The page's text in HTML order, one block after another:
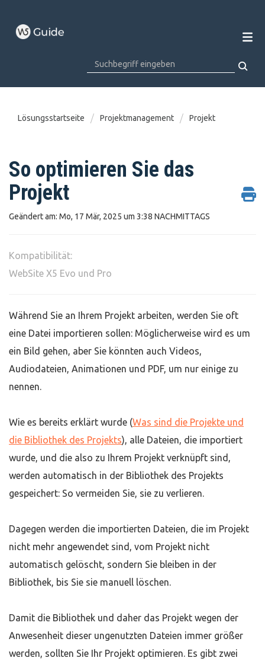
Lösungsstartseite Projektmanagement Projekt
So optimieren Sie das
Projekt
Geändert am: Mo, 17 Mär, 2025 um 3:38 NACHMITTAGS
Kompatibilität:
WebSite X5 Evo und Pro
Während Sie an Ihrem Projekt arbeiten, werden Sie oft
eine Datei importieren sollen: Möglicherweise wird es um
ein Bild gehen, aber Sie könnten auch Videos,
Audiodateien, Animationen und PDF, um nur einige zu
nennen.
Wie es bereits erklärt wurde (Was sind die Projekte und
die Bibliothek des Projekts), alle Dateien, die importiert
wurde, und die also zu Ihrem Projekt verknüpft sind,
werden automatisch in der Bibliothek des Projekts
gespeichert: So vermeiden Sie, sie zu verlieren.
Dagegen werden die importierten Dateien, die im Projekt
nicht mehr angewendet sind, vom Projekt nicht
automatisch gelöscht, sondern Sie bleiben in der
Bibliothek, bis Sie sie manuell löschen.
Damit die Bibliothek und daher das Projekt wegen der
Anwesenheit dieser ungenutzten Dateien immer größer
werden, sollten Sie Ihr Projekt optimieren. Es gibt zwei